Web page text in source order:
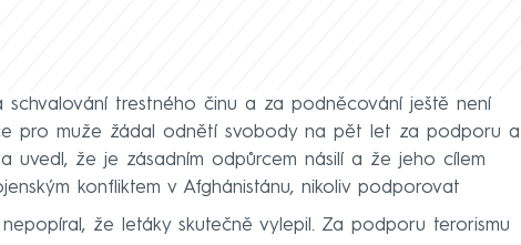
schvalování trestného činu a za podněcování ještě není
pro muže žádal odnětí svobody na pět let za podporu a
uvedl, že je zásadním odpůrcem násilí a že jeho cílem
konfliktem v Afghánistánu, nikoliv podporovat
že letáky skutečně vylepil. Za podporu terorismu